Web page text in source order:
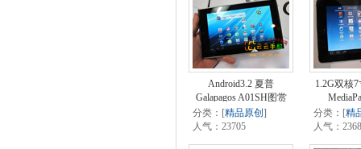
Android3.2 夏普
Galapagos A01SH图赏
分类：[精品原创 ]
人气：23705
1.2G双核
分类：[精
人气：